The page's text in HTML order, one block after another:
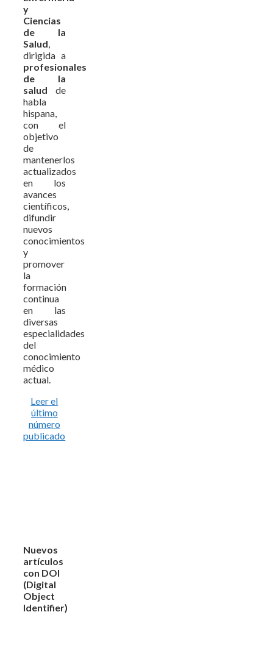
y
Ciencias
de la
Salud
dirigida a
profesionales
de la
salud de
habla
hispana,
con el
objetivo
de
mantenerlos
actualizados
en los
avances
científicos,
difundir
nuevos
conocimientos
y
promover
la
formación
continua
en las
diversas
especialidades
del
conocimiento
médico
actual.
Leer el
último
número
publicado
Nuevos
artículos
con DOI
(Digital
Object
Identifier)